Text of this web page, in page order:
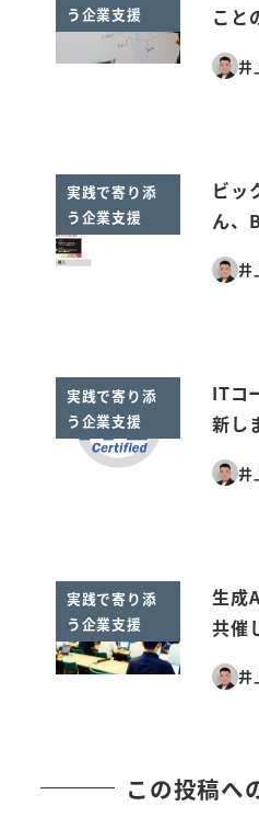
う企業支援
こと
井
実践で寄り添
う企業支援
ビッ
ん、
井
実践で寄り添
う企業支援
ITコ
新し
井
実践で寄り添
う企業支援
生成
共催
井
この投稿へ